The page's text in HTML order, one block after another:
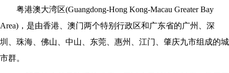
粤港澳大湾区(Guangdong-Hong Kong-Macau Greater Bay
Area)，是由香港、澳门两个特别行政区和广东省的广州、深
圳、珠海、佛山、中山、东莞、惠州、江门、肇庆九市组成的城
市群。